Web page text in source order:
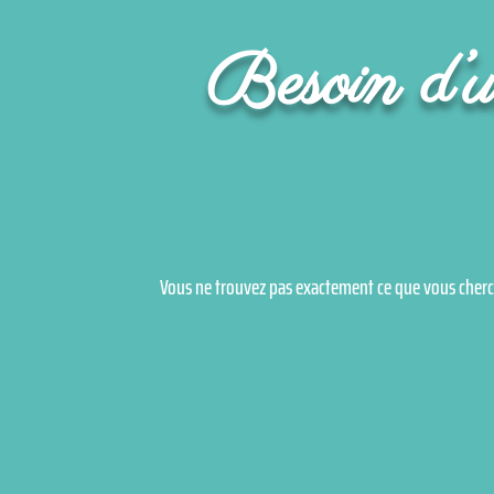
Besoin
Vous ne trouvez pas exactement ce que vous